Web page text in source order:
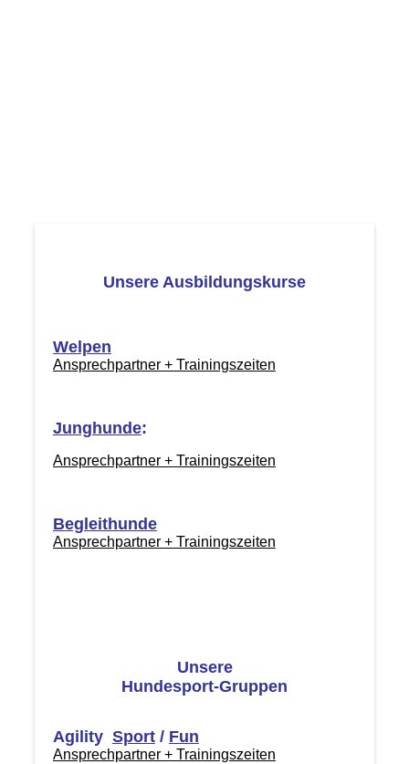
Unsere Ausbildungskurse
Welpen
Ansprechpartner + Trainingszeiten
Junghunde:
Ansprechpartner + Trainingszeiten
Begleithunde
Ansprechpartner + Trainingszeiten
Unsere
Hundesport-Gruppen
Agility Sport/ Fun
Ansprechpartner + Trainingszeiten